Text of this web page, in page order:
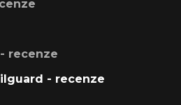
recenze
- recenze